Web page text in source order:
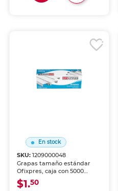
En stock
SKU:1209000048
Grapas tamaño estándar
Ofixpres, caja con 5000
piezas. Fabricadas en
alambre de acero de alta
$1.50